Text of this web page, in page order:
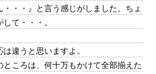
・・・』と言う感じがしました。ちょ
て・・・。
違うと思いますよ。
ところは、何十万もかけて全部揃えた